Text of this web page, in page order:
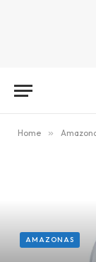
Home »
AMAZONAS